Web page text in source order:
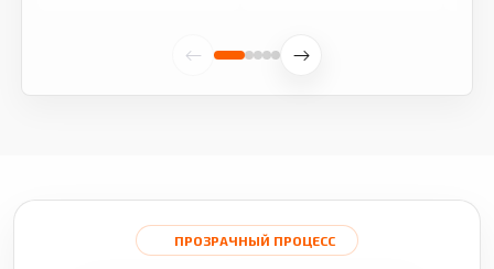
ПРОЗРАЧНЫЙ ПРОЦЕСС